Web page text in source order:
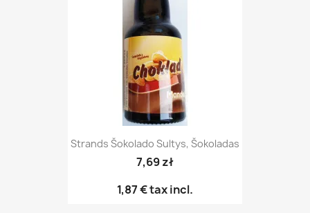
Strands Šokolado Sultys, Šokoladas
7,69 zł
1,87 €tax incl.